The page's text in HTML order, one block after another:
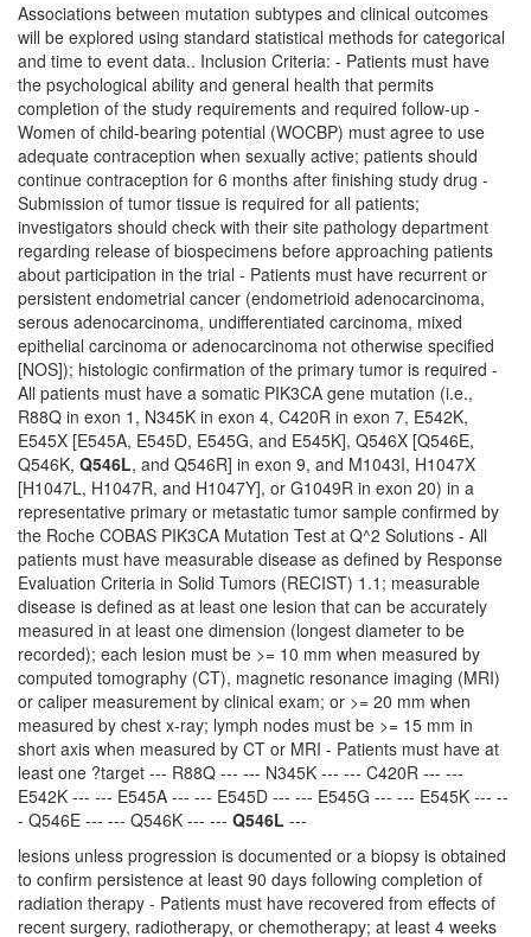
Associations between mutation subtypes and clinical outcomes
will be explored using standard statistical methods for categorical
and time to event data.. Inclusion Criteria: - Patients must have
the psychological ability and general health that permits
completion of the study requirements and required follow-up -
Women of child-bearing potential (WOCBP) must agree to use
adequate contraception when sexually active; patients should
continue contraception for 6 months after finishing study drug -
Submission of tumor tissue is required for all patients;
investigators should check with their site pathology department
regarding release of biospecimens before approaching patients
about participation in the trial - Patients must have recurrent or
persistent endometrial cancer (endometrioid adenocarcinoma,
serous adenocarcinoma, undifferentiated carcinoma, mixed
epithelial carcinoma or adenocarcinoma not otherwise specified
[NOS]); histologic confirmation of the primary tumor is required -
All patients must have a somatic PIK3CA gene mutation (i.e.,
R88Q in exon 1, N345K in exon 4, C420R in exon 7, E542K,
E545X [E545A, E545D, E545G, and E545K], Q546X [Q546E,
Q546K, Q546L, and Q546R] in exon 9, and M1043I, H1047X
[H1047L, H1047R, and H1047Y], or G1049R in exon 20) in a
representative primary or metastatic tumor sample confirmed by
the Roche COBAS PIK3CA Mutation Test at Q^2 Solutions - All
patients must have measurable disease as defined by Response
Evaluation Criteria in Solid Tumors (RECIST) 1.1; measurable
disease is defined as at least one lesion that can be accurately
measured in at least one dimension (longest diameter to be
recorded); each lesion must be >= 10 mm when measured by
computed tomography (CT), magnetic resonance imaging (MRI)
or caliper measurement by clinical exam; or >= 20 mm when
measured by chest x-ray; lymph nodes must be >= 15 mm in
short axis when measured by CT or MRI - Patients must have at
least one ?target --- R88Q --- --- N345K --- --- C420R --- ---
E542K --- --- E545A --- --- E545D --- --- E545G --- --- E545K --- --
- Q546E --- --- Q546K --- --- Q546L ---
lesions unless progression is documented or a biopsy is obtained to confirm persistence at least 90 days following completion of radiation therapy - Patients must have recovered from effects of recent surgery, radiotherapy, or chemotherapy; at least 4 weeks must have elapsed since the patient underwent any major surgery (e.g., major: laparotomy, laparoscopy); there is no delay required for minor procedures (e.g., tumor fine-needle aspiration [FNA] or core biopsy, venous access device placement) - Patients may have received prior radiation therapy for treatment of endometrial cancer; prior radiation therapy may have included pelvic radiation therapy, extended field pelvic/para-aortic radiation therapy, intravaginal brachytherapy and/or palliative radiation therapy; all radiation therapy must be completed at least 4 weeks prior to registration - Patients may have received prior hormonal therapy for treatment of endometrial carcinoma; all hormonal therapy must be discontinued at least 4 weeks prior to registration - Patients may have received prior therapy (including chemotherapy, biologic/targeted therapy and immunotherapy) for treatment of endometrial cancer; all therapy must be discontinued at least 4 weeks prior to registration; any investigational agent must be discontinued at least 30 days prior to registration - Patients must have had at least one prior chemotherapeutic regimen for management of endometrial carcinoma; initial treatment may include chemotherapy, chemotherapy and radiation therapy, or consolidation/maintenance therapy; chemotherapy administered in conjunction with primary radiation as a radio-sensitizer WILL be counted as a systemic chemotherapy regimen - Patients are allowed to receive, but not required to receive, up to a total of 3 lines of chemotherapy - Appropriate stage for study entry based on the following diagnostic workup: - History/physical examination within 28 days prior to registration - Imaging of target lesion(s) within 28 days prior to registration - Completion of pre-study protocol specific assessments as required - Performance status (Eastern Cooperative Oncology Group [ECOG]/Karnofsky) of 0, 1 or 2 within 28 days prior to registration - Absolute neutrophil count (ANC) >= 1,500/mcl - Platelets >= 75,000/mcl - Hemoglobin (Hgb) >= 8 g/dL - Creatinine =< 1.5 x upper limit of normal (ULN) - Bilirubin =< 1.5 x ULN (=< 3 x ULN for patients with Gilbert syndrome) - Alanine aminotransferase (ALT) and aspartate aminotransferase (AST) =< 3 x ULN - Left ventricular ejection fraction (LVEF) >= 50% - Fasting cholesterol less than or equal to 300 mg/dl; fasting triglycerides less than or equal to 300 mg/dl - Prothrombin time (PT) such that international normalized ratio (INR) is less than or equal to 1.5 x ULN (or an in range INR, usually between 2 and 3, if a patient is on a stable dose of therapeutic warfarin) and a partial thromboplastin time (PTT) less than or equal to 1.5 times the upper limit of normal - The patient must provide study-specific informed consent prior to study entry and, for patients treated in the United States (U.S.), authorization permitting release of personal health information - Diabetic patients (type I or II diabetes mellitus) must have baseline hemoglobin (Hb)A1c levels NOT higher than 8.5% at study entry - Patients with hypertension on medical management must have systolic blood pressure < 150 mmHG or diastolic pressure < 90 mmHG at study entry - Note: ULN is institutional or laboratory upper limit of normal - Women of child-bearing potential (WOCBP) must have a negative serum pregnancy test within 28 days of registration; the patient and her sexual partner(s) must agree to use adequate contraception when sexually active for the duration of the study and for 6 months after finishing study drug; a woman is considered of childbearing potential following menarche and until becoming post-menopausal unless permanently sterile; permanent sterilization methods include hysterectomy, bilateral salpingectomy and bilateral oophorectomy; a postmenopausal state is defined as no menses for 12 months without an alternative medical cause; a high follicle stimulating hormone (FSH) level in the postmenopausal range maybe used to confirm a post-menopausal state in women not using hormonal contraception or hormonal replacement therapy Exclusion Criteria: - Patients who have had prior therapy with any phosphatidylinositol 3 kinase (PI3K)/v-akt murine thymoma viral oncogene homolog 1 (AKT)/mammalian target of rapamycin (mTor) pathway inhibitor - Patients who have the following histologies: mucinous, squamous, sarcomas, carcinosarcomas, clear cell - Congestive heart failure > New York Heart Association (NYHA) class II - Myocardial infarction or unstable angina less than 6 months before registration - Arterial or venous thrombotic or embolic events such as cerebrovascular accident (including transient ischemic attacks), deep vein thrombosis or pulmonary embolism within 3 months before registration - Non-healing wound, ulcer or bone fracture - Active, clinically serious infections > Common Terminology Criteria for Adverse Events (CTCAE) grade 2 - History of, or current autoimmune disease - Human immunodeficiency virus (HIV) infection - Hepatitis B (HBV) or hepatitis C (HCV); all patients must be screened for HBV and HCV up to 28 days prior to study drug start using the routine hepatitis virus laboratorial panel; patients with active HBV or hepatitis C infection are not eligible for enrollment; patients with serologic markers of HBV immunization due to known vaccination (hepatitis B surface antigen [HBsAg] negative, anti-hepatitis B core [HBc] negative and anti-hepatitis B surface [HBs] positive) will be eligible - Previous or concurrent history of malignancies within 5 years prior to study treatment except for curatively treated: - Cervical carcinoma in situ - Non-melanoma skin cancer - Superficial bladder cancer (Ta [non-invasive tumor], Tis [carcinoma in situ] and T1 [tumor invades lamina propria]) - Patients with seizure disorder requiring medication - Patients with evidence or history of bleeding diathesis; any hemorrhage or bleeding event >= CTCAE grade 3 within 4 weeks prior to registration - Proteinuria of CTCAE grade 3 or higher (estimated by urine protein: creatinine ratio >= 3.5 on a random urine sample); patients who recently (i.e., at least 30 days prior to registration) discontinued an anti-angiogenic therapy which caused proteinuria (ie, grade 2 (> 2 to > 3 g of protein or 1-3.5 g/24 hours [h]) or grade 3 proteinuria (> 4 of protein or > 3.5 g/24 h) are not eligible for enrollment until proteinuria improves to < 2 g of protein per 24 h - History or concurrent condition of interstitial lung disease of any severity and/or severely impaired lung function (as judged by the investigator) - Concurrent diagnosis of pheochromocytoma - Unresolved toxicity higher than CTCAE grade 1 attributed to any prior therapy/procedure, excluding alopecia - Known hypersensitivity to any of the test drugs, test drug classes, or excipients in the formulation - Strong CYP3A4 inhibitors and inducers; concomitant use of strong inhibitors of CYP3A4 (e.g., ketoconazole, itraconazole, clarithromycin, ritonavir, indinavir, nelfinavir and saquinavir), and inducers of CYP3A4 (e.g., rifampin, phenytoin, carbamazepine, phenobarbital, St. John's Wort) are not permitted within two weeks prior to start of study treatment and for the duration of treatment with copanlisib - Grapefruit and grapefruit juice (CYP3A4 inhibitor), Seville oranges and star fruit consumption is not permitted during the study - Anti-arrhythmic therapy other than beta blockers or digoxin - Systemic continuous corticosteroid therapy at a daily dose higher than 15 mg prednisone or equivalent is not allowed; patients may be using topical or inhaled corticosteroids - Concomitant therapy with any anticancer agents, immunosuppressive agents, other investigational anticancer therapies - Concomitant radiotherapy - Women who are breast feeding Inclusion Criteria: - Patients must have the psychological ability and general health that permits completion of the study requirements and required follow-up - Women of child-bearing potential (WOCBP) must agree to use adequate contraception when sexually active; patients should continue contr